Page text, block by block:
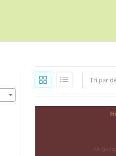
Tri par